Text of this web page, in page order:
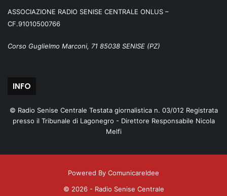
ASSOCIAZIONE RADIO SENISE CENTRALE ONLUS –
CF.91010500766
Corso Guglielmo Marconi, 71 85038 SENISE (PZ)
INFO
© Radio Senise Centrale Testata giornalistica n. 03/012 Registrata
presso il Tribunale di Lagonegro - Direttore Responsabile Nicola
Melfi
Powered By ComunicareIdee
© 2026 - Radio Senise Centrale